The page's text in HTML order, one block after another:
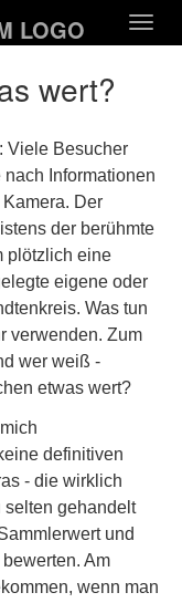
wert?
Viele Besucher
Informationen
Der
der berühmte
plötzlich eine
eigene oder
Was tun
verwenden. Zum
wer weiß -
etwas wert?
definitiven
- die wirklich
selten gehandelt
und
Am
wenn man